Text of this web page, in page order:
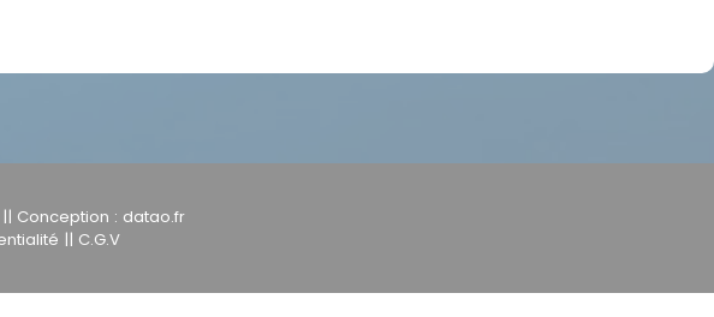
Conception : datao.fr
|| C.G.V